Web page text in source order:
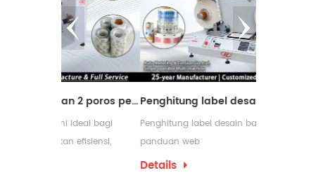
Mesin pemotong dengan 2 poros penggulung ulang Penghitung label desain baru dengan panduan web
Penghitung label desain baru dengan
panduan web